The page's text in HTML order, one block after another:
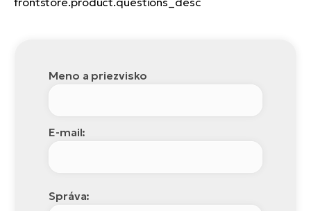
Meno a priezvisko
E-mail:
Správa: